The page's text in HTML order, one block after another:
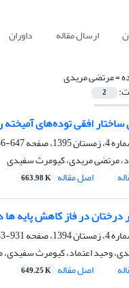
ارسال مقاله داوران
=مرتضی مریدی
2
افقی توده‌های
647-656
مرتضی مریدی، کیومرث سفیدی
اصل مقاله 663.98 K
درختان در فاز کاهش پایه
931-943
وحید اعتماد، کیومرث
اصل مقاله 649.25 K